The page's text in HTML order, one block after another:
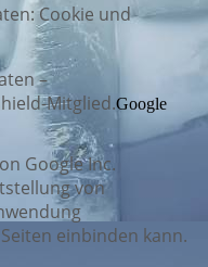
Cookie und
–
Mitglied.Google
Google Inc.
von
einbinden kann.